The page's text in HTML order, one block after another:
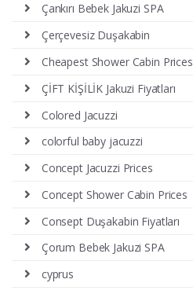
Çankırı Bebek Jakuzi SPA
Çerçevesiz Duşakabin
Cheapest Shower Cabin Prices
ÇİFT KİŞİLİK Jakuzi Fiyatları
Colored Jacuzzi
colorful baby jacuzzi
Concept Jacuzzi Prices
Concept Shower Cabin Prices
Consept Duşakabin Fiyatları
Çorum Bebek Jakuzi SPA
cyprus